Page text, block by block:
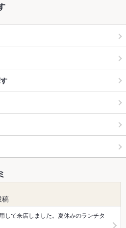
稿
して来店しました。夏休みのランチタ